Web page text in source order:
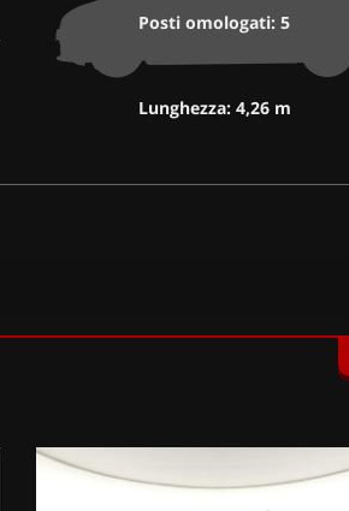
Posti omologati: 5
Lunghezza: 4,26 m